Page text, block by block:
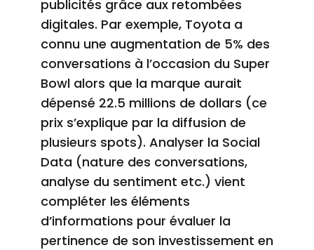
publicités grâce aux retombées
digitales. Par exemple, Toyota a
connu une augmentation de 5% des
conversations à l’occasion du Super
Bowl alors que la marque aurait
dépensé 22.5 millions de dollars (ce
prix s’explique par la diffusion de
plusieurs spots). Analyser la Social
Data (nature des conversations,
analyse du sentiment etc.) vient
compléter les éléments
d’informations pour évaluer la
pertinence de son investissement en